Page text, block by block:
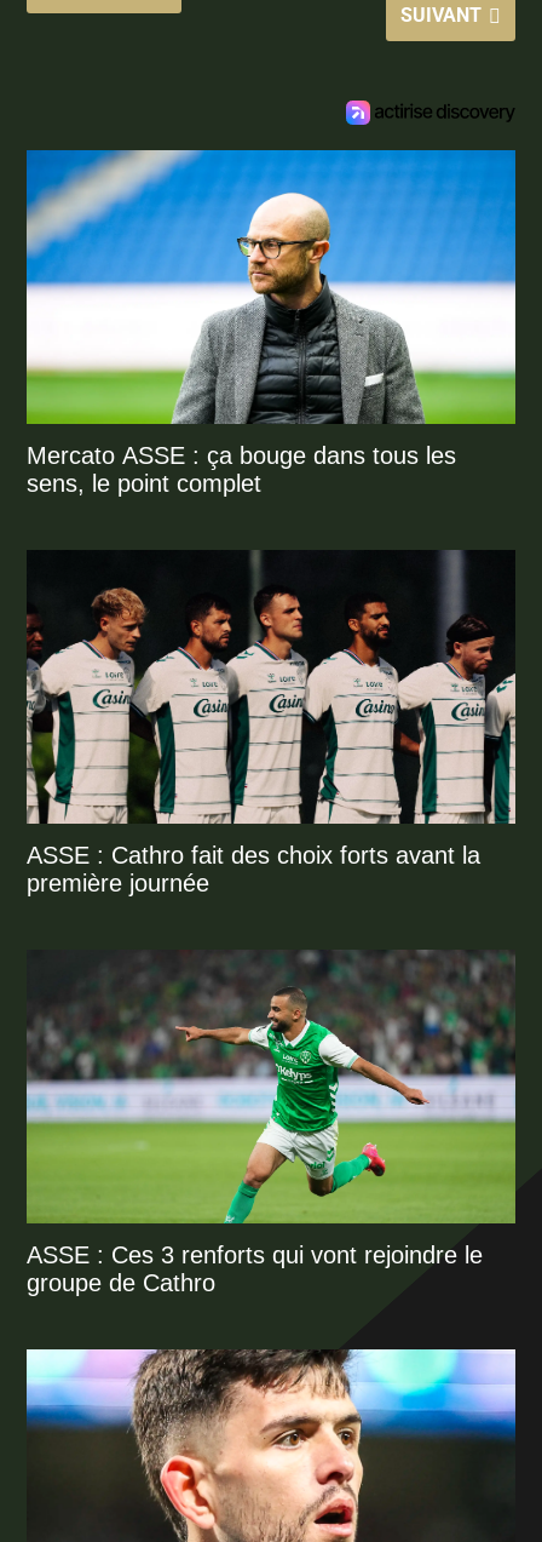
SUIVANT
Mercato ASSE : ça bouge dans tous les
sens, le point complet
ASSE : Cathro fait des choix forts avant la
première journée
ASSE : Ces 3 renforts qui vont rejoindre le
groupe de Cathro